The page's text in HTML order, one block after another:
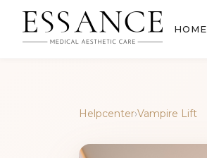
HOME
Helpcenter›Vampire Lift